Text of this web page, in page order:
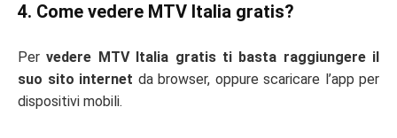
4. Come vedere MTV Italia gratis?
Pervedere MTV Italia gratis ti basta raggiungere il
suo sito internet da browser, oppure scaricare l’app per
dispositivi mobili.